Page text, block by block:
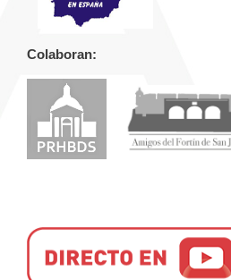
Colaboran: